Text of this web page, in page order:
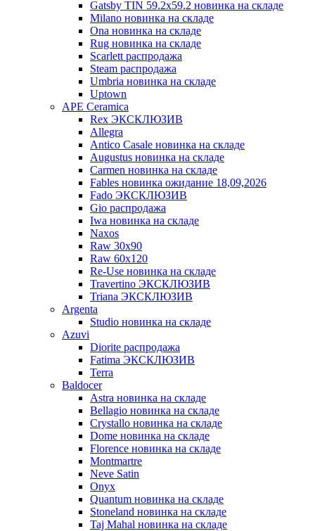
Gatsby TIN 59.2x59.2 новинка на складе
Milano новинка на складе
Ona новинка на складе
Rug новинка на складе
Scarlett распродажа
Steam распродажа
Umbria новинка на складе
Uptown
APE Ceramica
Rex ЭКСКЛЮЗИВ
Allegra
Antico Casale новинка на складе
Augustus новинка на складе
Carmen новинка на складе
Fables новинка ожидание 18,09,2026
Fado ЭКСКЛЮЗИВ
Gio распродажа
Iwa новинка на складе
Naxos
Raw 30x90
Raw 60х120
Re-Use новинка на складе
Travertino ЭКСКЛЮЗИВ
Triana ЭКСКЛЮЗИВ
Argenta
Studio новинка на складе
Azuvi
Diorite распродажа
Fatima ЭКСКЛЮЗИВ
Terra
Baldoсer
Astra новинка на складе
Bellagio новинка на складе
Crystallo новинка на складе
Dome новинка на складе
Florence новинка на складе
Montmartre
Neve Satin
Onyx
Quantum новинка на складе
Stoneland новинка на складе
Taj Mahal новинка на складе